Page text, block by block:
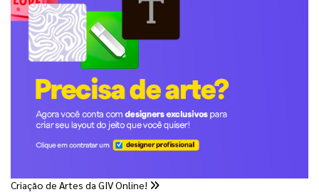
Criação de Artes da GIV Online!